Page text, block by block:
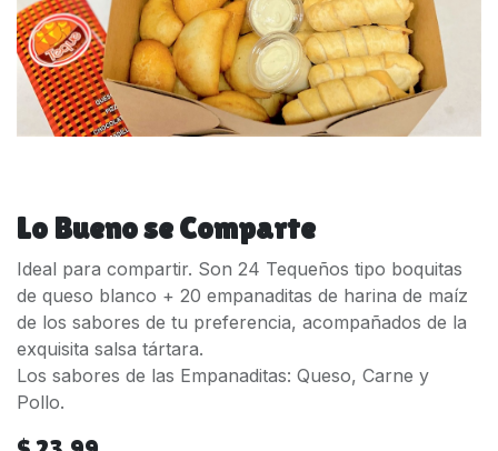
Lo Bueno se Comparte
Ideal para compartir. Son 24 Tequeños tipo boquitas
de queso blanco + 20 empanaditas de harina de maíz
de los sabores de tu preferencia, acompañados de la
exquisita salsa tártara.
Los sabores de las Empanaditas: Queso, Carne y
Pollo.